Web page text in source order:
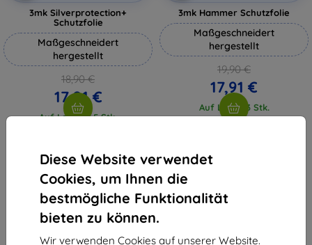
Diese Website verwendet
Cookies, um Ihnen die
bestmögliche Funktionalität
bieten zu können.
Wir verwenden Cookies auf unserer Website.
3mk Silverprotection+
Schutzfolie
Maßgeschneidert
hergestellt
18,90 €
17,01 €
Auf Lager > 5 Stk.
3mk Hammer Schutzfolie
Maßgeschneidert
hergestellt
19,90 €
17,91 €
Auf Lager 3 Stk.
vom ganzen